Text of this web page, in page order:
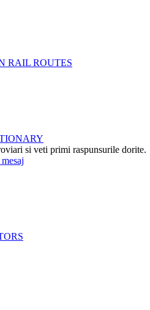
RAIL ROUTES
si veti primi raspunsurile dorite.